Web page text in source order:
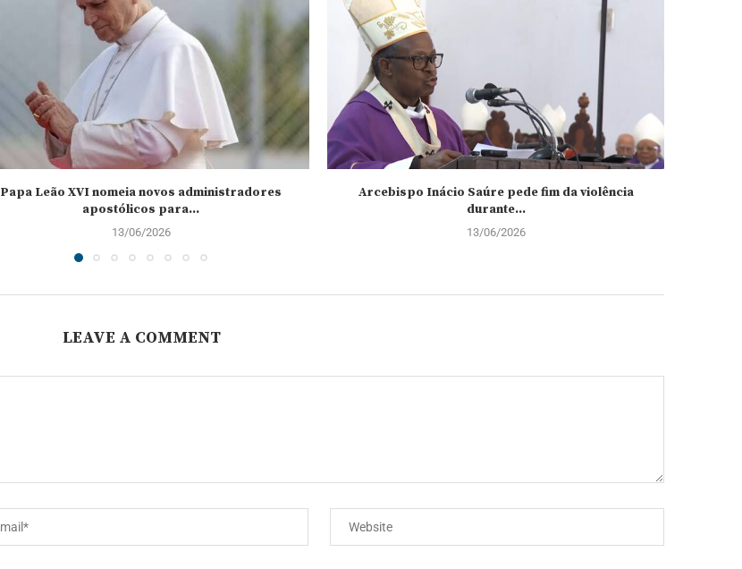
Papa Leão XVI nomeia novos administradores
apostólicos para...
13/06/2026
Arcebispo Inácio Saúre pede fim da violência
durante...
13/06/2026
LEAVE A COMMENT